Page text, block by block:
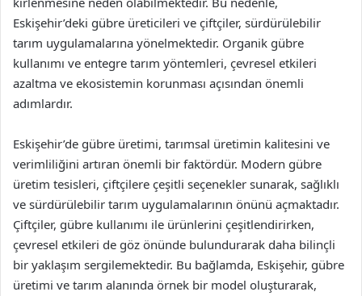
Eskişehir’deki gübre üreticileri ve çiftçiler, sürdürülebilir
tarım uygulamalarına yönelmektedir. Organik gübre
kullanımı ve entegre tarım yöntemleri, çevresel etkileri
azaltma ve ekosistemin korunması açısından önemli
adımlardır.
Eskişehir’de gübre üretimi, tarımsal üretimin kalitesini ve
verimliliğini artıran önemli bir faktördür. Modern gübre
üretim tesisleri, çiftçilere çeşitli seçenekler sunarak, sağlıklı
ve sürdürülebilir tarım uygulamalarının önünü açmaktadır.
Çiftçiler, gübre kullanımı ile ürünlerini çeşitlendirirken,
çevresel etkileri de göz önünde bulundurarak daha bilinçli
bir yaklaşım sergilemektedir. Bu bağlamda, Eskişehir, gübre
üretimi ve tarım alanında örnek bir model oluşturarak,